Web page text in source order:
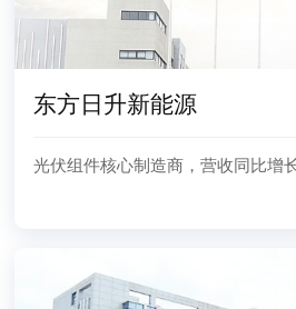
东方日升新能源
光伏组件核心制造商，营收同比增